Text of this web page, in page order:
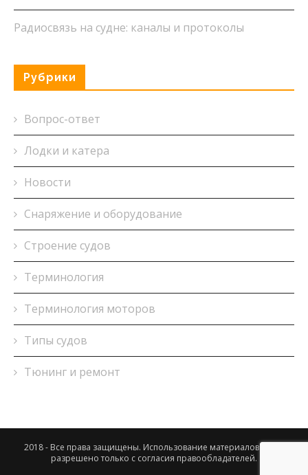
Радиосвязь на судне: каналы и протоколы
Рубрики
Вопрос-ответ
Лодки и катера
Новости
Снаряжение и оборудование
Строение судов
Терминология
Терминология моторов
Типы судов
Тюнинг и ремонт
2018 - Все права защищены. Использование материалов сайта
разрешено только с согласия правообладателей.